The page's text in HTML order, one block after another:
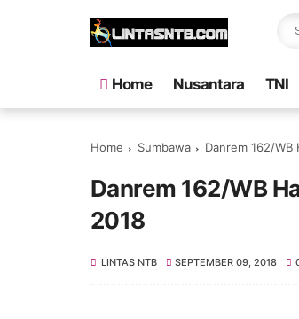
Home Nusantara TNI
Home Sumbawa Danrem 162/
Danrem 162/WB
2018
LINTAS NTB SEPTEMBER 09, 2018